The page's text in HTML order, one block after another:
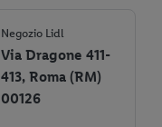
Negozio Lidl
Via Dragone 411-
413, Roma (RM)
00126